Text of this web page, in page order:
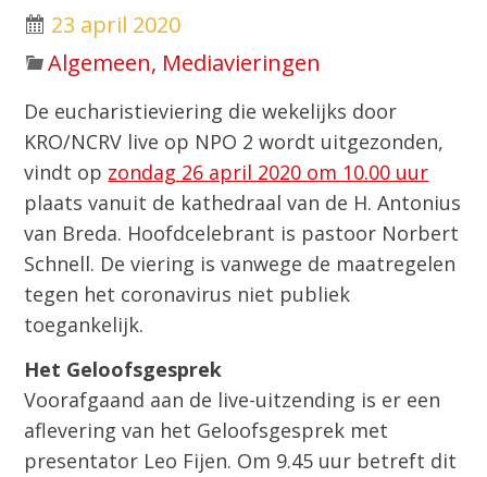
23 april 2020
Algemeen, Mediavieringen
De eucharistieviering die wekelijks door
KRO/NCRV live op NPO 2 wordt uitgezonden,
vindt op zondag 26 april 2020 om 10.00 uur
plaats vanuit de kathedraal van de H. Antonius
van Breda. Hoofdcelebrant is pastoor Norbert
Schnell. De viering is vanwege de maatregelen
tegen het coronavirus niet publiek
toegankelijk.
Het Geloofsgesprek
Voorafgaand aan de live-uitzending is er een
aflevering van het Geloofsgesprek met
presentator Leo Fijen. Om 9.45 uur betreft dit